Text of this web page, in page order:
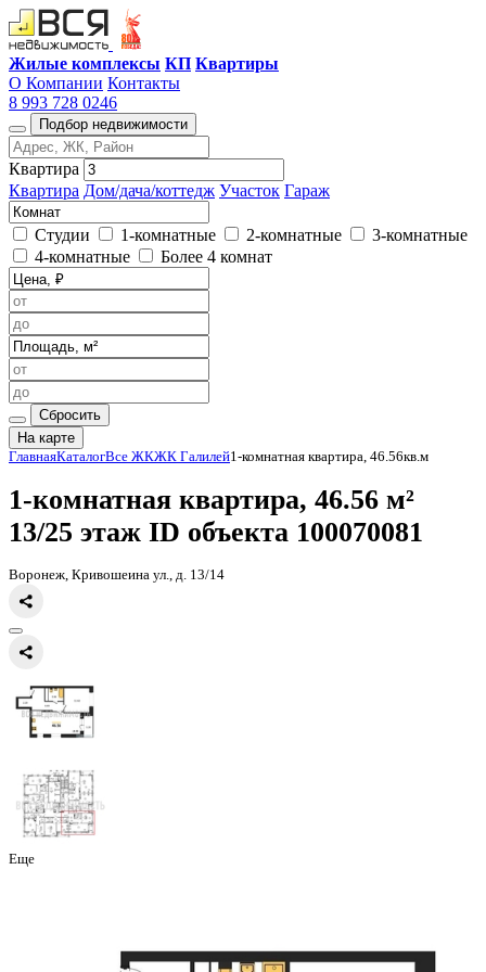
Жилые комплексы КП Квартиры
О Компании Контакты
8 993 728 0246
Подбор недвижимости
Квартира
Квартира Дом/дача/коттедж Участок Гараж
Студии 1-комнатные 2-комнатные
3-комнатные
4-комнатные
Более 4 комнат
Сбросить
На карте
Главная КаталогВсе ЖКЖК Галилей
1-комнатная квартира, 46.56
13/25 этаж
Воронеж, Кривошеина ул., д. 13/14